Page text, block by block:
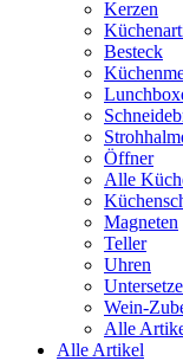
Kerzen
Besteck
Öffner
Alle
Magneten
Teller
Uhren
Wein-
Alle
Alle Artikel